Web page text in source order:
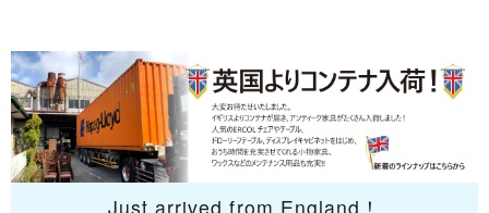
Just arrived from England！